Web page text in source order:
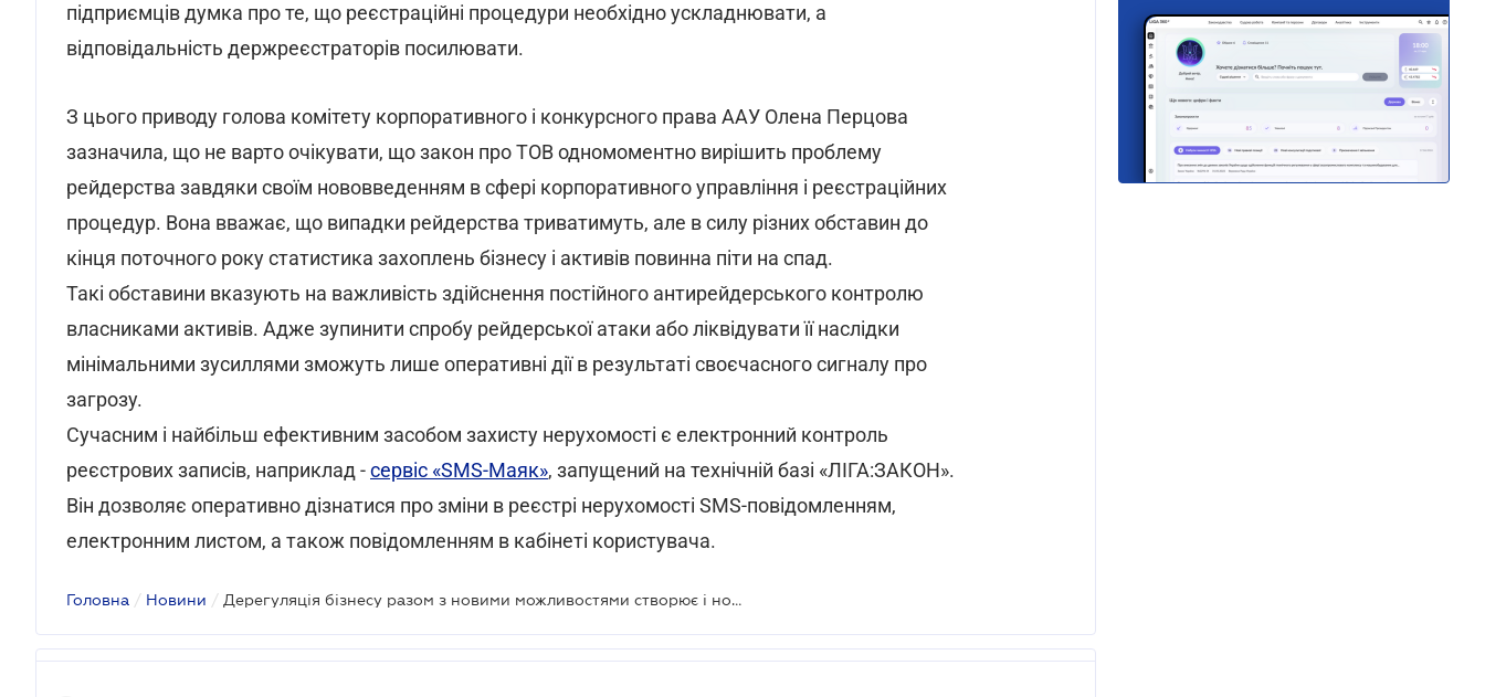
підприємців думка про те, що реєстраційні процедури необхідно ускладнювати, а
відповідальність держреєстраторів посилювати.
З цього приводу голова комітету корпоративного і конкурсного права ААУ Олена Перцова
зазначила, що не варто очікувати, що закон про ТОВ одномоментно вирішить проблему
рейдерства завдяки своїм нововведенням в сфері корпоративного управління і реєстраційних
процедур. Вона вважає, що випадки рейдерства триватимуть, але в силу різних обставин до
кінця поточного року статистика захоплень бізнесу і активів повинна піти на спад.
Такі обставини вказують на важливість здійснення постійного антирейдерського контролю
власниками активів. Адже зупинити спробу рейдерської атаки або ліквідувати її наслідки
мінімальними зусиллями зможуть лише оперативні дії в результаті своєчасного сигналу про
загрозу.
Сучасним і найбільш ефективним засобом захисту нерухомості є електронний контроль
реєстрових записів, наприклад -сервіс «SMS-Маяк», запущений на технічній базі «ЛІГА:ЗАКОН».
Він дозволяє оперативно дізнатися про зміни в реєстрі нерухомості SMS-повідомленням,
електронним листом, а також повідомленням в кабінеті користувача.
Головна / Новини / Дерегуляція бізнесу разом з новими можливостями створює і нові серйозні ризики